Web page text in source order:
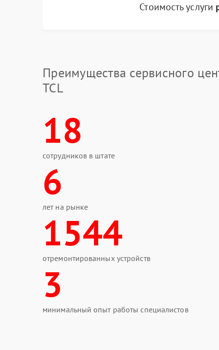
Стоимость услуги
Преимущества сервисного
TCL
18
сотрудников в штате
6
лет на рынке
1544
отремонтированных устройств
3
минимальный опыт работы специалистов